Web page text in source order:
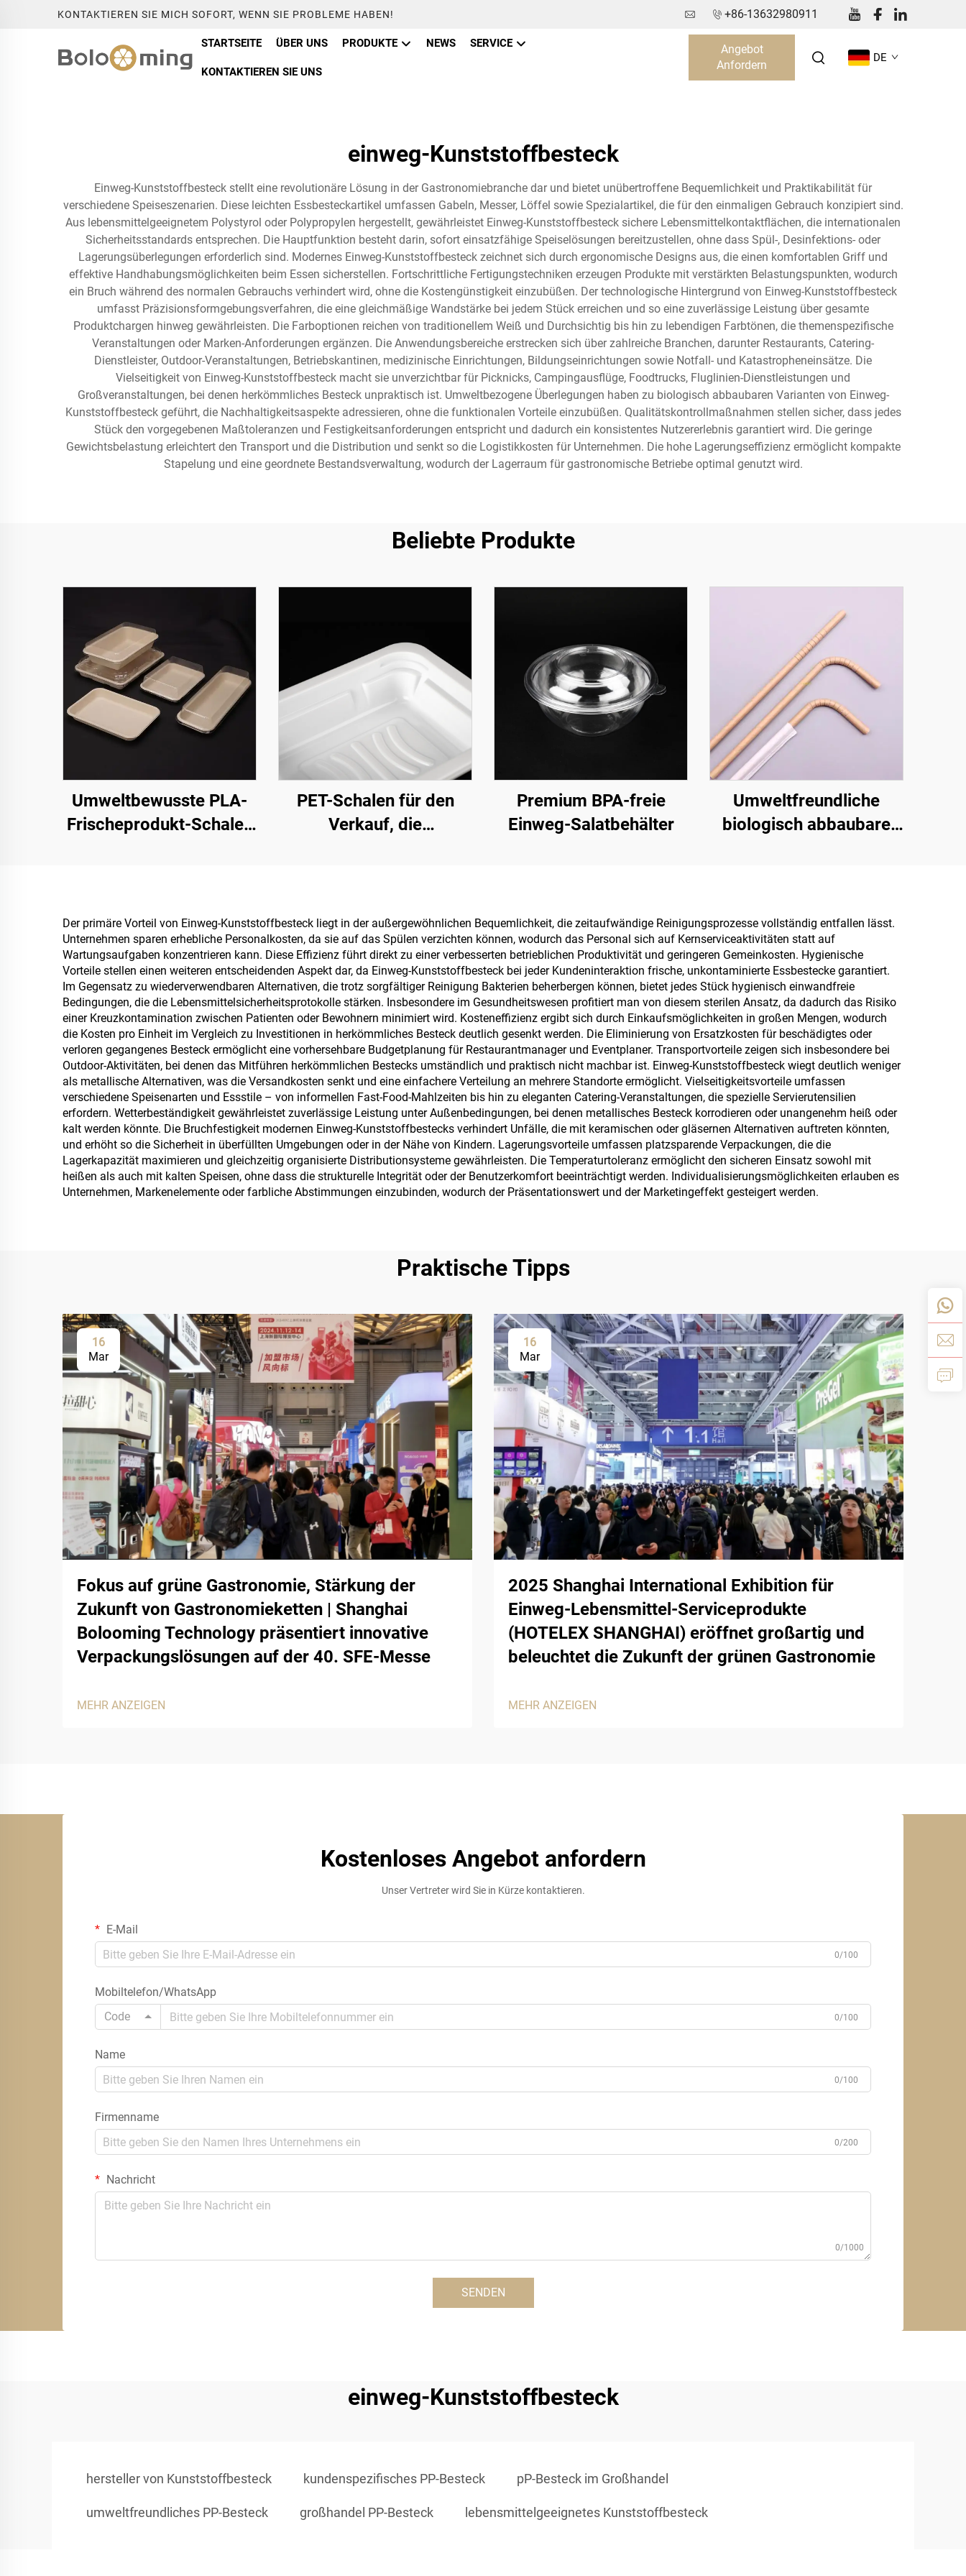
KONTAKTIEREN SIE MICH SOFORT, WENN SIE PROBLEME HABEN! +86-13632980911
STARTSEITE ÜBER UNS PRODUKTE NEWS SERVICE
KONTAKTIEREN SIE UNS
Angebot
Anfordern
DE
einweg-Kunststoffbesteck
Einweg-Kunststoffbesteck stellt eine revolutionäre Lösung in der Gastronomiebranche dar und bietet unübertroffene Bequemlichkeit und Praktikabilität für
verschiedene Speiseszenarien. Diese leichten Essbesteckartikel umfassen Gabeln, Messer, Löffel sowie Spezialartikel, die für den einmaligen Gebrauch konzipiert sind.
Aus lebensmittelgeeignetem Polystyrol oder Polypropylen hergestellt, gewährleistet Einweg-Kunststoffbesteck sichere Lebensmittelkontaktflächen, die internationalen
Sicherheitsstandards entsprechen. Die Hauptfunktion besteht darin, sofort einsatzfähige Speiselösungen bereitzustellen, ohne dass Spül-, Desinfektions- oder
Lagerungsüberlegungen erforderlich sind. Modernes Einweg-Kunststoffbesteck zeichnet sich durch ergonomische Designs aus, die einen komfortablen Griff und
effektive Handhabungsmöglichkeiten beim Essen sicherstellen. Fortschrittliche Fertigungstechniken erzeugen Produkte mit verstärkten Belastungspunkten, wodurch
ein Bruch während des normalen Gebrauchs verhindert wird, ohne die Kostengünstigkeit einzubüßen. Der technologische Hintergrund von Einweg-Kunststoffbesteck
umfasst Präzisionsformgebungsverfahren, die eine gleichmäßige Wandstärke bei jedem Stück erreichen und so eine zuverlässige Leistung über gesamte
Produktchargen hinweg gewährleisten. Die Farboptionen reichen von traditionellem Weiß und Durchsichtig bis hin zu lebendigen Farbtönen, die themenspezifische
Veranstaltungen oder Marken-Anforderungen ergänzen. Die Anwendungsbereiche erstrecken sich über zahlreiche Branchen, darunter Restaurants, Catering-
Dienstleister, Outdoor-Veranstaltungen, Betriebskantinen, medizinische Einrichtungen, Bildungseinrichtungen sowie Notfall- und Katastropheneinsätze. Die
Vielseitigkeit von Einweg-Kunststoffbesteck macht sie unverzichtbar für Picknicks, Campingausflüge, Foodtrucks, Fluglinien-Dienstleistungen und
Großveranstaltungen, bei denen herkömmliches Besteck unpraktisch ist. Umweltbezogene Überlegungen haben zu biologisch abbaubaren Varianten von Einweg-
Kunststoffbesteck geführt, die Nachhaltigkeitsaspekte adressieren, ohne die funktionalen Vorteile einzubüßen. Qualitätskontrollmaßnahmen stellen sicher, dass jedes
Stück den vorgegebenen Maßtoleranzen und Festigkeitsanforderungen entspricht und dadurch ein konsistentes Nutzererlebnis garantiert wird. Die geringe
Gewichtsbelastung erleichtert den Transport und die Distribution und senkt so die Logistikkosten für Unternehmen. Die hohe Lagerungseffizienz ermöglicht kompakte
Stapelung und eine geordnete Bestandsverwaltung, wodurch der Lagerraum für gastronomische Betriebe optimal genutzt wird.
Beliebte Produkte
Umweltbewusste PLA-
Frischeprodukt-Schalen
PET-Schalen für den
Verkauf, die
Premium BPA-freie
Einweg-Salatbehälter
Umweltfreundliche
biologisch abbaubare
Der primäre Vorteil von Einweg-Kunststoffbesteck liegt in der außergewöhnlichen Bequemlichkeit, die zeitaufwändige Reinigungsprozesse vollständig entfallen lässt.
Unternehmen sparen erhebliche Personalkosten, da sie auf das Spülen verzichten können, wodurch das Personal sich auf Kernserviceaktivitäten statt auf
Wartungsaufgaben konzentrieren kann. Diese Effizienz führt direkt zu einer verbesserten betrieblichen Produktivität und geringeren Gemeinkosten. Hygienische
Vorteile stellen einen weiteren entscheidenden Aspekt dar, da Einweg-Kunststoffbesteck bei jeder Kundeninteraktion frische, unkontaminierte Essbestecke garantiert.
Im Gegensatz zu wiederverwendbaren Alternativen, die trotz sorgfältiger Reinigung Bakterien beherbergen können, bietet jedes Stück hygienisch einwandfreie
Bedingungen, die die Lebensmittelsicherheitsprotokolle stärken. Insbesondere im Gesundheitswesen profitiert man von diesem sterilen Ansatz, da dadurch das Risiko
einer Kreuzkontamination zwischen Patienten oder Bewohnern minimiert wird. Kosteneffizienz ergibt sich durch Einkaufsmöglichkeiten in großen Mengen, wodurch
die Kosten pro Einheit im Vergleich zu Investitionen in herkömmliches Besteck deutlich gesenkt werden. Die Eliminierung von Ersatzkosten für beschädigtes oder
verloren gegangenes Besteck ermöglicht eine vorhersehbare Budgetplanung für Restaurantmanager und Eventplaner. Transportvorteile zeigen sich insbesondere bei
Outdoor-Aktivitäten, bei denen das Mitführen herkömmlichen Bestecks umständlich und praktisch nicht machbar ist. Einweg-Kunststoffbesteck wiegt deutlich weniger
als metallische Alternativen, was die Versandkosten senkt und eine einfachere Verteilung an mehrere Standorte ermöglicht. Vielseitigkeitsvorteile umfassen
verschiedene Speisenarten und Essstile – von informellen Fast-Food-Mahlzeiten bis hin zu eleganten Catering-Veranstaltungen, die spezielle Servierutensilien
erfordern. Wetterbeständigkeit gewährleistet zuverlässige Leistung unter Außenbedingungen, bei denen metallisches Besteck korrodieren oder unangenehm heiß oder
kalt werden könnte. Die Bruchfestigkeit modernen Einweg-Kunststoffbestecks verhindert Unfälle, die mit keramischen oder gläsernen Alternativen auftreten könnten,
und erhöht so die Sicherheit in überfüllten Umgebungen oder in der Nähe von Kindern. Lagerungsvorteile umfassen platzsparende Verpackungen, die die
Lagerkapazität maximieren und gleichzeitig organisierte Distributionsysteme gewährleisten. Die Temperaturtoleranz ermöglicht den sicheren Einsatz sowohl mit
heißen als auch mit kalten Speisen, ohne dass die strukturelle Integrität oder der Benutzerkomfort beeinträchtigt werden. Individualisierungsmöglichkeiten erlauben es
Unternehmen, Markenelemente oder farbliche Abstimmungen einzubinden, wodurch der Präsentationswert und der Marketingeffekt gesteigert werden.
Praktische Tipps
16
Mar
Fokus auf grüne Gastronomie, Stärkung der
Zukunft von Gastronomieketten | Shanghai
Bolooming Technology präsentiert innovative
Verpackungslösungen auf der 40. SFE-Messe
MEHR ANZEIGEN
16
Mar
2025 Shanghai International Exhibition für
Einweg-Lebensmittel-Serviceprodukte
(HOTELEX SHANGHAI) eröffnet großartig und
beleuchtet die Zukunft der grünen Gastronomie
MEHR ANZEIGEN
Kostenloses Angebot anfordern
Unser Vertreter wird Sie in Kürze kontaktieren.
E-Mail
0/100
Mobiltelefon/WhatsApp
Code
0/100
Name
0/100
Firmenname
0/200
Nachricht
0/1000
SENDEN
einweg-Kunststoffbesteck
hersteller von Kunststoffbesteck kundenspezifisches PP-Besteck pP-Besteck im Großhandel
umweltfreundliches PP-Besteck großhandel PP-Besteck lebensmittelgeeignetes Kunststoffbesteck